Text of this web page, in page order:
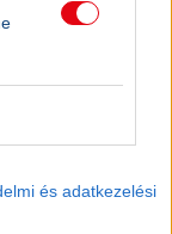
és adatkezelési
A
eltűntek